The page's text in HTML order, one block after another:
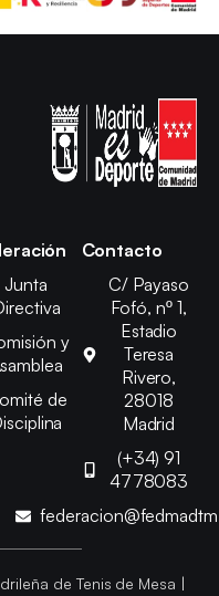
Junta
y
de
Contacto
C/ Payaso
Fofó, nº 1,
Estadio
Teresa
Rivero,
28018
Madrid
(+34) 91
4778083
de Tenis de Mesa |